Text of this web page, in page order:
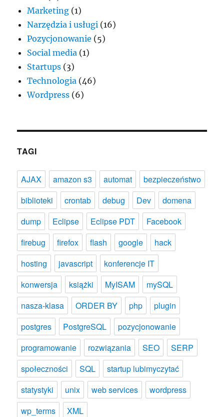
Marketing (1)
Narzędzia i usługi (16)
Pozycjonowanie (5)
Social media (1)
Startups (3)
Technologia (46)
Wordpress (6)
TAGI
AJAX amazon s3 automat
bezpieczeństwo
biblioteki
crontab debug Dev
domena
dump
Eclipse Eclipse PDT
Facebook
firebug
firefox flash google
hack
hosting
javascript
konferencje IT
konwersja
książki MyISAM
mySQL
nasza-klasa
ORDER BY php
plugin
postgres
PostgreSQL
pozycjonowanie
programowanie
rozwiązania SEO
SERP
społeczności
SQL
startup lubimyczytać
statystyki
unix web services
wordpress
wp_terms
XML